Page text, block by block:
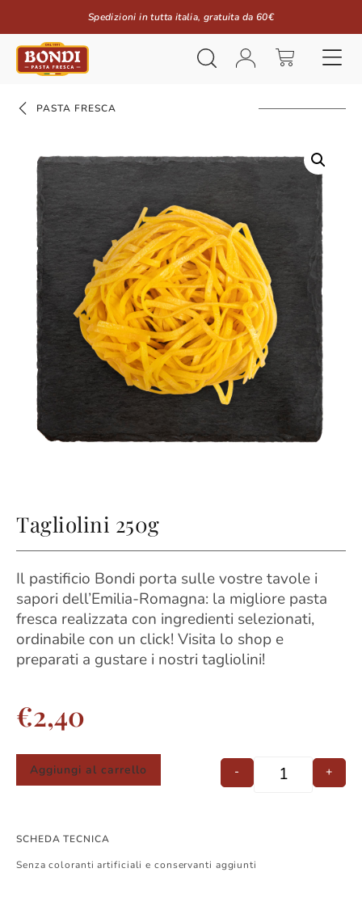
Spedizioni in tutta italia, gratuita da 60€
PASTA FRESCA
Tagliolini 250g
Il pastificio Bondi porta sulle vostre tavole i
sapori dell’Emilia-Romagna: la migliore pasta
fresca realizzata con ingredienti selezionati,
ordinabile con un click! Visita lo shop e
preparati a gustare i nostri tagliolini!
€2,40
- +
Aggiungi al carrello
SCHEDA TECNICA
Senza coloranti artificiali e conservanti aggiunti